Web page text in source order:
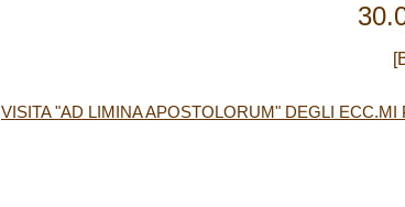
VISITA "AD LIMINA APOSTOLORUM" DEGLI